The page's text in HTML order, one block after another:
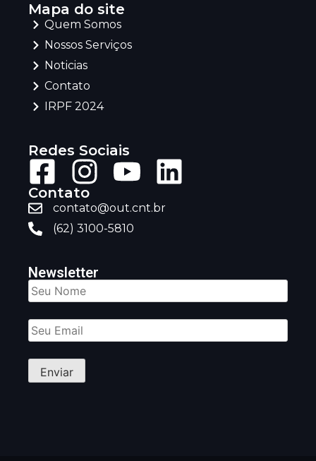
Mapa do site
Quem Somos
Nossos Serviços
Noticias
Contato
IRPF 2024
Redes Sociais
Contato
contato@out.cnt.br
(62) 3100-5810
Newsletter